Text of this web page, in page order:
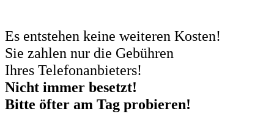
Es entstehen keine weiteren Kosten!
Sie zahlen nur die Gebühren
Ihres Telefonanbieters!
Nicht immer besetzt!
Bitte öfter am Tag probieren!